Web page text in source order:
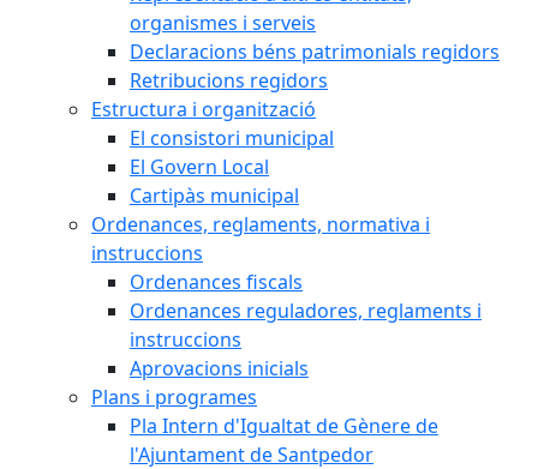
organismes i serveis
Declaracions béns patrimonials regidors
Retribucions regidors
Estructura i organització
El consistori municipal
El Govern Local
Cartipàs municipal
Ordenances, reglaments, normativa i
instruccions
Ordenances fiscals
Ordenances reguladores, reglaments i
instruccions
Aprovacions inicials
Plans i programes
Pla Intern d'Igualtat de Gènere de
l'Ajuntament de Santpedor